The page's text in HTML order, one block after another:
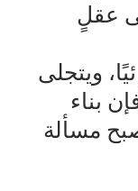
عقلٍ
ويتجلى
بناء
مسألة